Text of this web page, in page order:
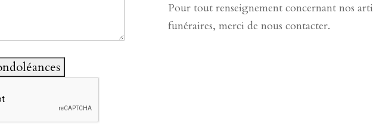
Pour tout renseignement concernant nos
funéraires, merci de nous contacter.